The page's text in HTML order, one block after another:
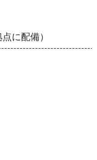
に配備）